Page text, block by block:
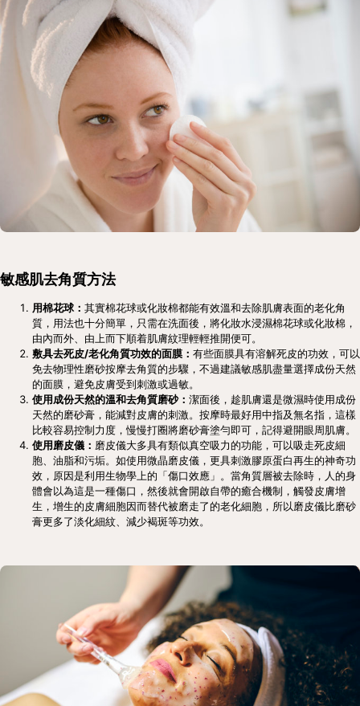
敏感肌去角質方法
用棉花球： 其實棉花球或化妝棉都能有效溫和去除肌膚表面的老化角
質，用法也十分簡單，只需在洗面後，將化妝水浸濕棉花球或化妝棉，
由內而外、由上而下順着肌膚紋理輕輕推開便可。
敷具去死皮/老化角質功效的面膜： 有些面膜具有溶解死皮的功效，可以
免去物理性磨砂按摩去角質的步驟，不過建議敏感肌盡量選擇成份天然
的面膜，避免皮膚受到刺激或過敏。
使用成份天然的溫和去角質磨砂： 潔面後，趁肌膚還是微濕時使用成份
天然的磨砂膏，能減對皮膚的刺激。按摩時最好用中指及無名指，這樣
比較容易控制力度，慢慢打圈將磨砂膏塗勻即可，記得避開眼周肌膚。
使用磨皮儀： 磨皮儀大多具有類似真空吸力的功能，可以吸走死皮細
胞、油脂和污垢。如使用微晶磨皮儀，更具刺激膠原蛋白再生的神奇功
效，原因是利用生物學上的「傷口效應」。當角質層被去除時，人的身
體會以為這是一種傷口，然後就會開啟自帶的癒合機制，觸發皮膚增
生，增生的皮膚細胞因而替代被磨走了的老化細胞，所以磨皮儀比磨砂
膏更多了淡化細紋、減少褐斑等功效。